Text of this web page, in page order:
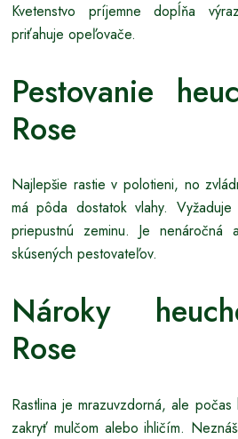
Kvetenstvo príjemne dopĺňa
priťahuje opeľovače.
Pestovanie
Rose
Najlepšie rastie v polotieni, no
má pôda dostatok vlahy.
priepustnú zeminu. Je
skúsených pestovateľov.
Nároky
Rose
Rastlina je mrazuvzdorná, ale
zakryť mulčom alebo ihličím.